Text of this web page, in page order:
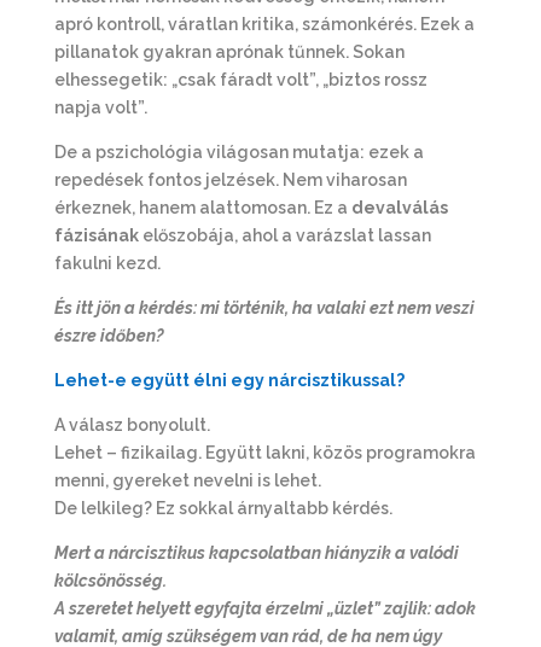
apró kontroll, váratlan kritika, számonkérés. Ezek a
pillanatok gyakran aprónak tűnnek. Sokan
elhessegetik: „csak fáradt volt”, „biztos rossz
napja volt”.
De a pszichológia világosan mutatja: ezek a
repedések fontos jelzések. Nem viharosan
érkeznek, hanem alattomosan. Ez a devalválás
fázisánakelőszobája, ahol a varázslat lassan
fakulni kezd.
És itt jön a kérdés: mi történik, ha valaki ezt nem veszi
észre időben?
Lehet-e együtt élni egy nárcisztikussal?
A válasz bonyolult.
Lehet – fizikailag. Együtt lakni, közös programokra
menni, gyereket nevelni is lehet.
De lelkileg? Ez sokkal árnyaltabb kérdés.
Mert a nárcisztikus kapcsolatban hiányzik a valódi
kölcsönösség.
A szeretet helyett egyfajta érzelmi „üzlet” zajlik: adok
valamit, amíg szükségem van rád, de ha nem úgy